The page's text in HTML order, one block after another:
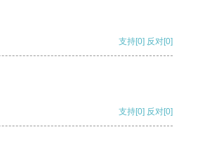
支持[0] 反对[0]
支持[0] 反对[0]